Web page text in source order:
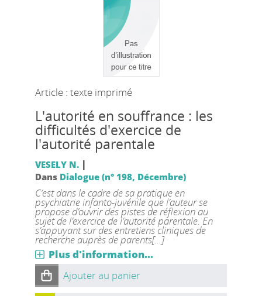
Article : texte imprimé
L'autorité en souffrance : les
difficultés d'exercice de
l'autorité parentale
VESELY N. |
Dans Dialogue (n° 198, Décembre)
C’est dans le cadre de sa pratique en
psychiatrie infanto-juvénile que l’auteur se
propose d’ouvrir des pistes de réflexion au
sujet de l’exercice de l’autorité parentale. En
s’appuyant sur des entretiens cliniques de
recherche auprès de parents[...]
Plus d'information...
Ajouter au panier